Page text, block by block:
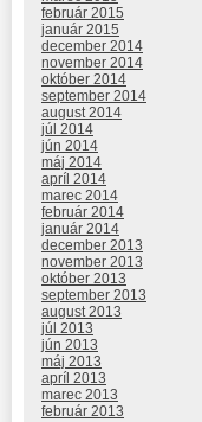
február 2015
január 2015
december 2014
november 2014
október 2014
september 2014
august 2014
júl 2014
jún 2014
máj 2014
apríl 2014
marec 2014
február 2014
január 2014
december 2013
november 2013
október 2013
september 2013
august 2013
júl 2013
jún 2013
máj 2013
apríl 2013
marec 2013
február 2013